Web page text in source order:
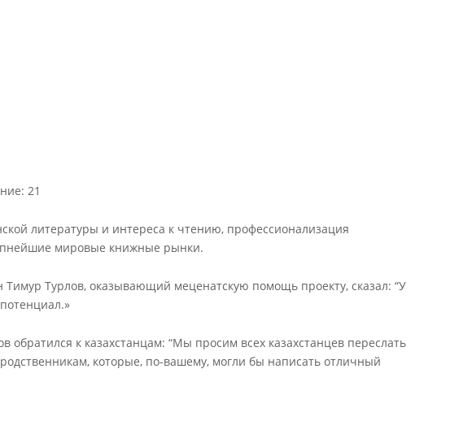
21
литературы и интереса к чтению, профессионализация
мировые книжные рынки.
Тимур Турлов, оказывающий меценатскую помощь проекту, сказал: “У
обратился к казахстанцам: “Мы просим всех казахстанцев переслать
которые, по-вашему, могли бы написать отличный